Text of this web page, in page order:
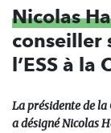
Nicolas
conseiller
l’ESS à
La présidente de
a désigné Nicolas